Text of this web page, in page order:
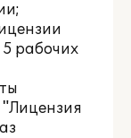
рабочих